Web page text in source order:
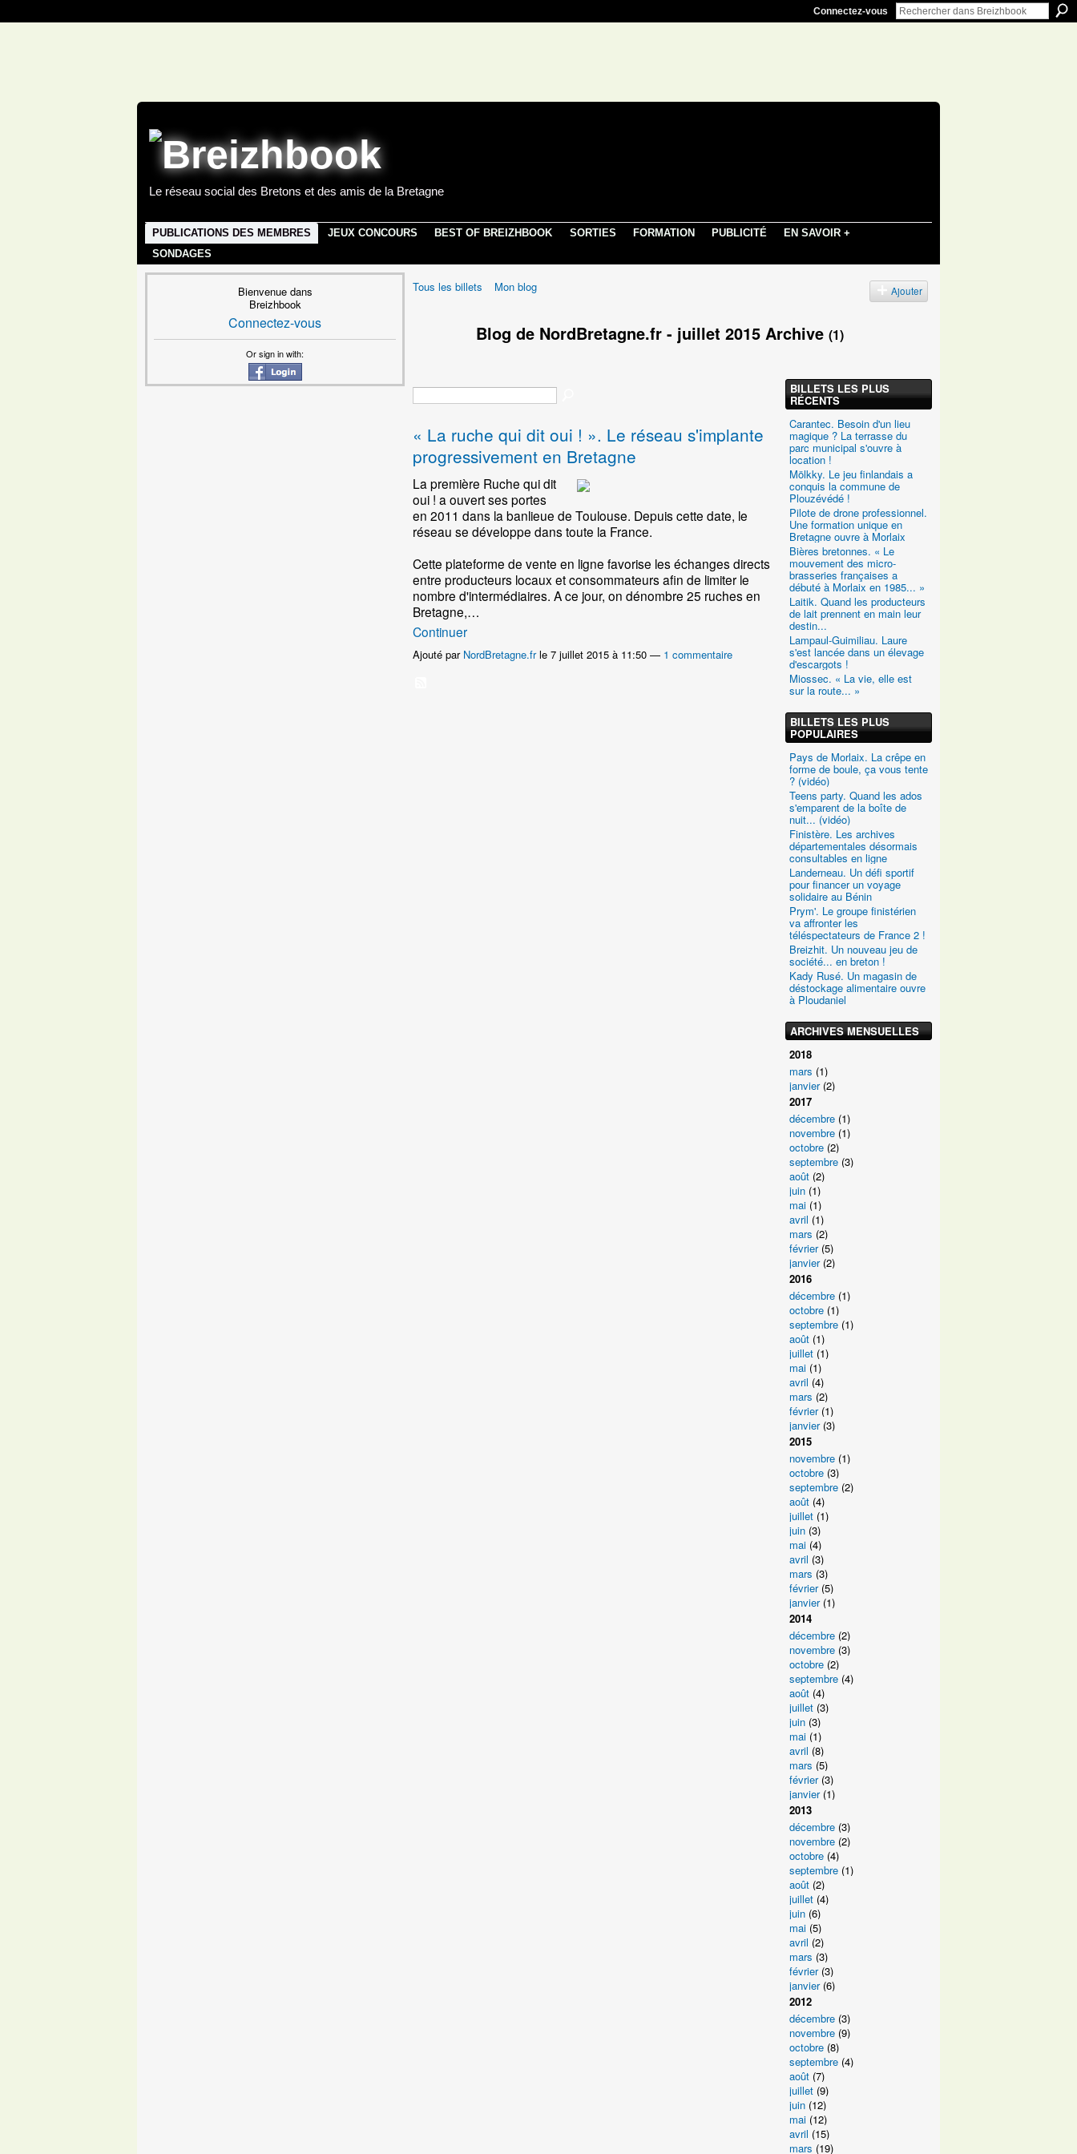
Connectez-vous
Le réseau social des Bretons et des amis de la Bretagne
PUBLICATIONS DES MEMBRES JEUX CONCOURS BEST OF BREIZHBOOK SORTIES FORMATION PUBLICITÉ
EN SAVOIR +
SONDAGES
Bienvenue dans
Breizhbook
Connectez-vous
Or sign in with:
Tous les billets Mon blog Ajouter
Blog de NordBretagne.fr - juillet 2015 Archive (1)
« La ruche qui dit oui ! ». Le réseau s'implante
progressivement en Bretagne
La première Ruche qui dit
oui ! a ouvert ses portes
en 2011 dans la banlieue de Toulouse. Depuis cette date, le
réseau se développe dans toute la France.
Cette plateforme de vente en ligne favorise les échanges directs
entre producteurs locaux et consommateurs afin de limiter le
nombre d'intermédiaires. A ce jour, on dénombre 25 ruches en
Bretagne,…
Continuer
Ajouté par NordBretagne.frle 7 juillet 2015 à 11:50 — 1 commentaire
BILLETS LES PLUS
RÉCENTS
Carantec. Besoin d'un lieu
magique ? La terrasse du
parc municipal s'ouvre à
location !
Mölkky. Le jeu finlandais a
conquis la commune de
Plouzévédé !
Pilote de drone professionnel.
Une formation unique en
Bretagne ouvre à Morlaix
Bières bretonnes. « Le
mouvement des micro-
brasseries françaises a
débuté à Morlaix en 1985... »
Laitik. Quand les producteurs
de lait prennent en main leur
destin...
Lampaul-Guimiliau. Laure
s'est lancée dans un élevage
d'escargots !
Miossec. « La vie, elle est
sur la route... »
BILLETS LES PLUS
POPULAIRES
Pays de Morlaix. La crêpe en
forme de boule, ça vous tente
? (vidéo)
Teens party. Quand les ados
s'emparent de la boîte de
nuit... (vidéo)
Finistère. Les archives
départementales désormais
consultables en ligne
Landerneau. Un défi sportif
pour financer un voyage
solidaire au Bénin
Prym'. Le groupe finistérien
va affronter les
téléspectateurs de France 2 !
Breizhit. Un nouveau jeu de
société... en breton !
Kady Rusé. Un magasin de
déstockage alimentaire ouvre
à Ploudaniel
ARCHIVES MENSUELLES
2018
mars (1)
janvier(2)
2017
décembre (1)
novembre (1)
octobre (2)
septembre (3)
août (2)
juin (1)
mai (1)
avril (1)
mars (2)
février(5)
janvier(2)
2016
décembre (1)
octobre (1)
septembre (1)
août (1)
juillet (1)
mai (1)
avril (4)
mars (2)
février(1)
janvier(3)
2015
novembre (1)
octobre (3)
septembre (2)
août (4)
juillet (1)
juin (3)
mai (4)
avril (3)
mars (3)
février(5)
janvier(1)
2014
décembre (2)
novembre (3)
octobre (2)
septembre (4)
août (4)
juillet (3)
juin (3)
mai (1)
avril (8)
mars (5)
février(3)
janvier(1)
2013
décembre (3)
novembre (2)
octobre (4)
septembre (1)
août (2)
juillet (4)
juin (6)
mai (5)
avril (2)
mars (3)
février(3)
janvier(6)
2012
décembre (3)
novembre (9)
octobre (8)
septembre (4)
août (7)
juillet (9)
juin (12)
mai (12)
avril (15)
mars (19)